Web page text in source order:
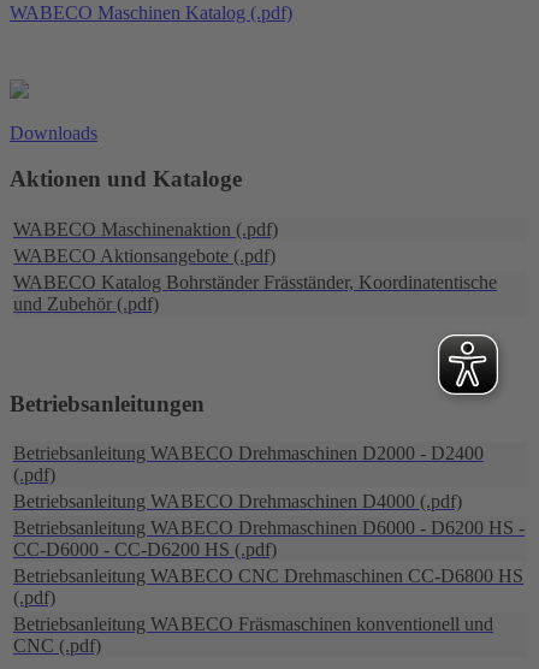
WABECO Maschinen Katalog (.pdf)
Downloads
Aktionen und Kataloge
WABECO Maschinenaktion (.pdf)
WABECO Aktionsangebote (.pdf)
WABECO Katalog Bohrständer Fräsständer, Koordinatentische
und Zubehör (.pdf)
Betriebsanleitungen
Betriebsanleitung WABECO Drehmaschinen D2000 - D2400
(.pdf)
Betriebsanleitung WABECO Drehmaschinen D4000 (.pdf)
Betriebsanleitung WABECO Drehmaschinen D6000 - D6200 HS -
CC-D6000 - CC-D6200 HS (.pdf)
Betriebsanleitung WABECO CNC Drehmaschinen CC-D6800 HS
(.pdf)
Betriebsanleitung WABECO Fräsmaschinen konventionell und
CNC (.pdf)